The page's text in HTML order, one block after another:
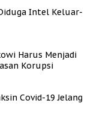
Intel Keluar-
Harus Menjadi
Korupsi
Covid-19 Jelang